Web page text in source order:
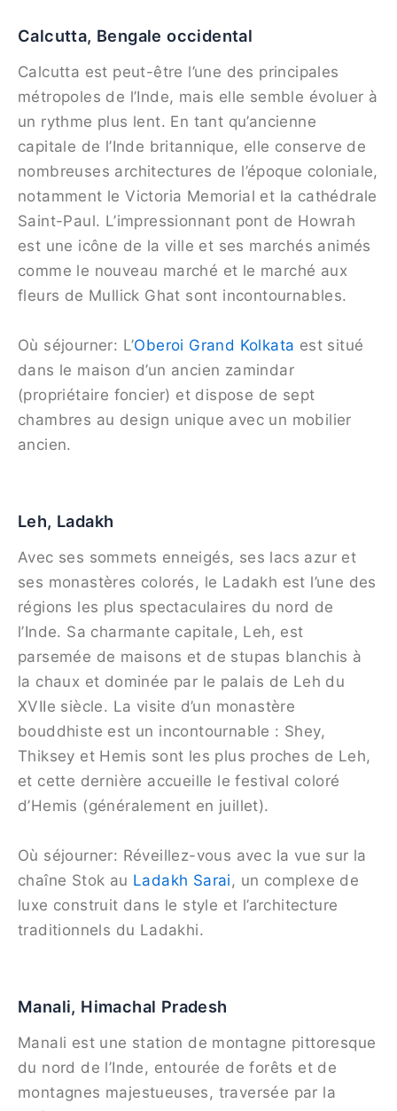
Calcutta, Bengale occidental
Calcutta est peut-être l’une des principales
métropoles de l’Inde, mais elle semble évoluer à
un rythme plus lent. En tant qu’ancienne
capitale de l’Inde britannique, elle conserve de
nombreuses architectures de l’époque coloniale,
notamment le Victoria Memorial et la cathédrale
Saint-Paul. L’impressionnant pont de Howrah
est une icône de la ville et ses marchés animés
comme le nouveau marché et le marché aux
fleurs de Mullick Ghat sont incontournables.
Où séjourner: L’Oberoi Grand Kolkata est situé
dans le maison d’un ancien zamindar
(propriétaire foncier) et dispose de sept
chambres au design unique avec un mobilier
ancien.
Leh, Ladakh
Avec ses sommets enneigés, ses lacs azur et
ses monastères colorés, le Ladakh est l’une des
régions les plus spectaculaires du nord de
l’Inde. Sa charmante capitale, Leh, est
parsemée de maisons et de stupas blanchis à
la chaux et dominée par le palais de Leh du
XVIIe siècle. La visite d’un monastère
bouddhiste est un incontournable : Shey,
Thiksey et Hemis sont les plus proches de Leh,
et cette dernière accueille le festival coloré
d’Hemis (généralement en juillet).
Où séjourner: Réveillez-vous avec la vue sur la
chaîne Stok au Ladakh Sarai , un complexe de
luxe construit dans le style et l’architecture
traditionnels du Ladakhi.
Manali, Himachal Pradesh
Manali est une station de montagne pittoresque
du nord de l’Inde, entourée de forêts et de
montagnes majestueuses, traversée par la